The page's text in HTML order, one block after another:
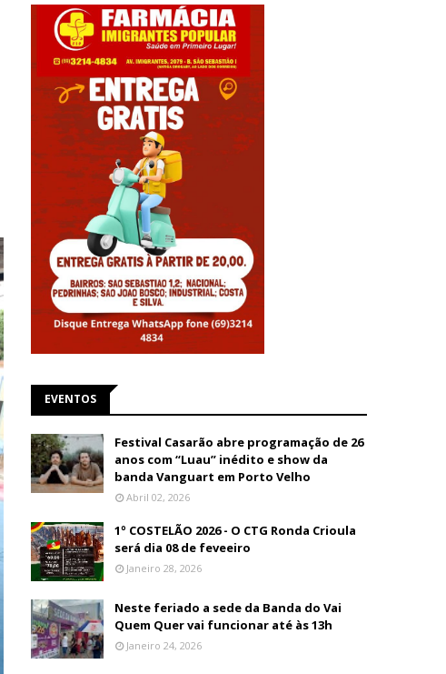
EVENTOS
Festival Casarão abre programação de 26
anos com “Luau” inédito e show da
banda Vanguart em Porto Velho
Abril 02, 2026
1º COSTELÃO 2026 - O CTG Ronda Crioula
será dia 08 de feveeiro
Janeiro 28, 2026
Neste feriado a sede da Banda do Vai
Quem Quer vai funcionar até às 13h
Janeiro 24, 2026